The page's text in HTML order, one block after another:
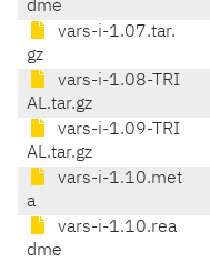
dme
vars-i-1.07.tar.
gz
vars-i-1.08-TRI
AL.tar.gz
vars-i-1.09-TRI
AL.tar.gz
vars-i-1.10.met
a
vars-i-1.10.rea
dme